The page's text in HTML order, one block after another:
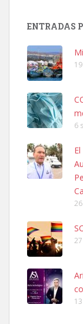
Leales.org » Gran
SHIBA
PERRO MACHO
06/07/2025
Leales.org »
Ninfa perdida
El día 5 se los
calle, se perdió
ENTRADAS
6